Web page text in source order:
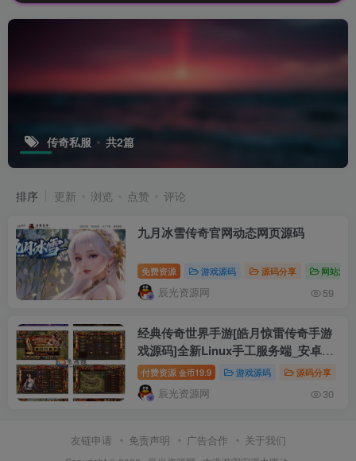
传奇私服 共2篇
排序 更新 浏览 点赞 评论
九月冰雪传奇官网动态网页源码
免费资源 游戏源码 源码分享 网站源码
辰光资源网 59
经典传奇世界手游[皓月惊雷传奇手游
戏源码]全新Linux手工服务端_安卓苹
果ios双端_GM超级授权工具后台_搭
建教程
付费资源 金币19.9 游戏源码 源码分享
辰光资源网 30
友链申请 免责声明 广告合作 关于我们